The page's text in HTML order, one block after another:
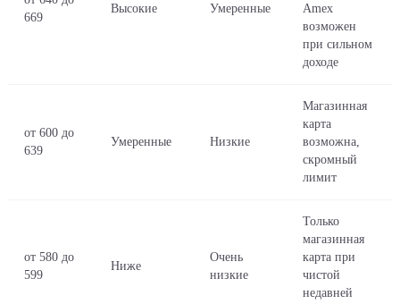
669
Высокие Умеренные
Amex
возможен
при сильном
доходе
от 600 до
639
Умеренные Низкие
Магазинная
карта
возможна,
скромный
лимит
от 580 до
599
Ниже
Очень
низкие
Только
магазинная
карта при
чистой
недавней